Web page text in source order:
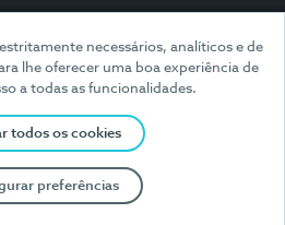
necessários, analíticos e de
lhe oferecer uma boa experiência de
a todas as funcionalidades.
todos os cookies
preferências